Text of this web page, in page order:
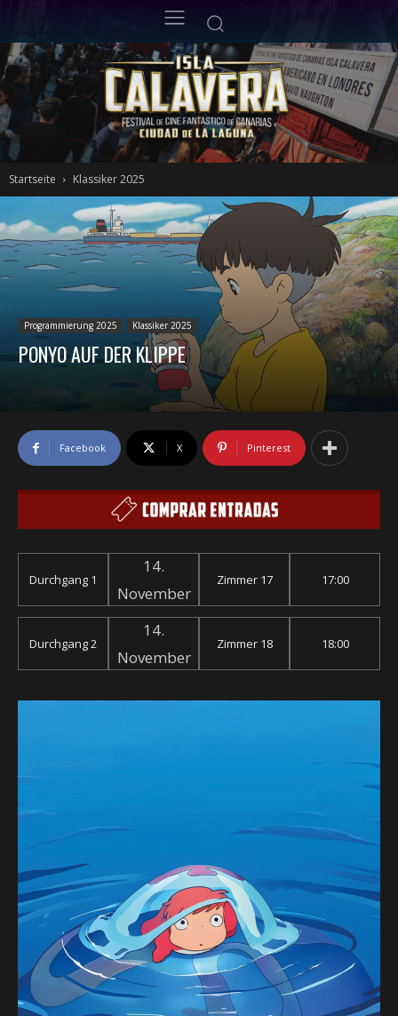
Startseite Klassiker 2025
Programmierung 2025 Klassiker 2025
PONYO AUF DER KLIPPE
Facebook X Pinterest
Durchgang 1
14.
November
Zimmer 17 17:00
Durchgang 2
14.
November
Zimmer 18 18:00